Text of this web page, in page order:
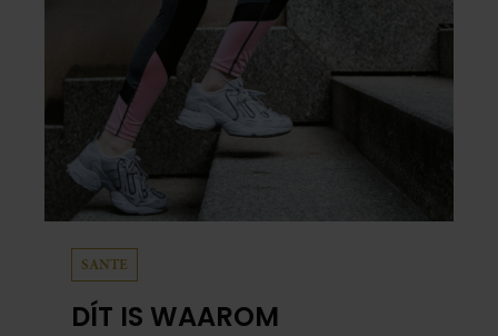
SANTE
DÍT IS WAAROM